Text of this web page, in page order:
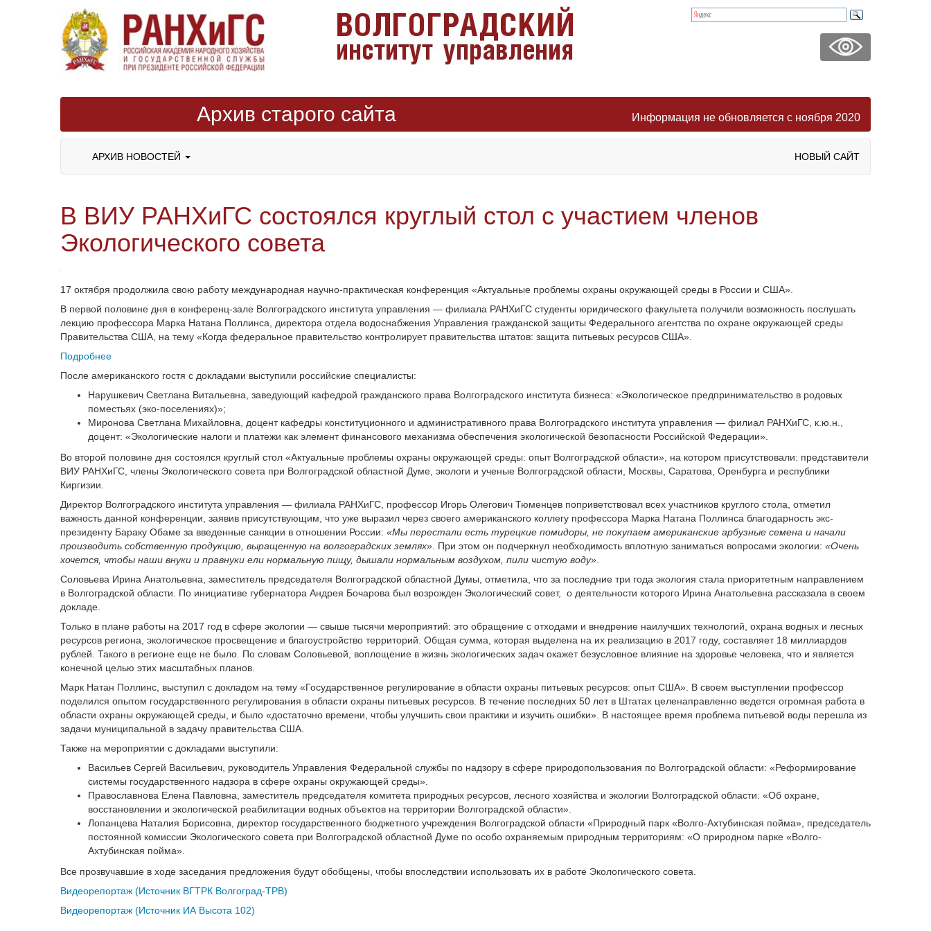
Архив старого сайта Информация не обновляется с ноября 2020
АРХИВ НОВОСТЕЙ НОВЫЙ САЙТ
В ВИУ РАНХиГС состоялся круглый стол с участием членов
Экологического совета
17 октября продолжила свою работу международная научно-практическая конференция «Актуальные проблемы охраны окружающей среды в России и США».
В первой половине дня в конференц-зале Волгоградского института управления — филиала РАНХиГС студенты юридического факультета получили возможность послушать
лекцию профессора Марка Натана Поллинса, директора отдела водоснабжения Управления гражданской защиты Федерального агентства по охране окружающей среды
Правительства США, на тему «Когда федеральное правительство контролирует правительства штатов: защита питьевых ресурсов США».
Подробнее
После американского гостя с докладами выступили российские специалисты:
Нарушкевич Светлана Витальевна, заведующий кафедрой гражданского права Волгоградского института бизнеса: «Экологическое предпринимательство в родовых
поместьях (эко-поселениях)»;
Миронова Светлана Михайловна, доцент кафедры конституционного и административного права Волгоградского института управления — филиал РАНХиГС, к.ю.н.,
доцент: «Экологические налоги и платежи как элемент финансового механизма обеспечения экологической безопасности Российской Федерации».
Во второй половине дня состоялся круглый стол «Актуальные проблемы охраны окружающей среды: опыт Волгоградской области», на котором присутствовали: представители
ВИУ РАНХиГС, члены Экологического совета при Волгоградской областной Думе, экологи и ученые Волгоградской области, Москвы, Саратова, Оренбурга и республики
Киргизии.
Директор Волгоградского института управления — филиала РАНХиГС, профессор Игорь Олегович Тюменцев поприветствовал всех участников круглого стола, отметил
важность данной конференции, заявив присутствующим, что уже выразил через своего американского коллегу профессора Марка Натана Поллинса благодарность экс-
президенту Бараку Обаме за введенные санкции в отношении России: «Мы перестали есть турецкие помидоры, не покупаем американские арбузные семена и начали
производить собственную продукцию, выращенную на волгоградских землях» . При этом он подчеркнул необходимость вплотную заниматься вопросами экологии: «Очень
хочется, чтобы наши внуки и правнуки ели нормальную пищу, дышали нормальным воздухом, пили чистую воду»
Соловьева Ирина Анатольевна, заместитель председателя Волгоградской областной Думы, отметила, что за последние три года экология стала приоритетным направлением
в Волгоградской области. По инициативе губернатора Андрея Бочарова был возрожден Экологический совет, о деятельности которого Ирина Анатольевна рассказала в своем
докладе.
Только в плане работы на 2017 год в сфере экологии — свыше тысячи мероприятий: это обращение с отходами и внедрение наилучших технологий, охрана водных и лесных
ресурсов региона, экологическое просвещение и благоустройство территорий. Общая сумма, которая выделена на их реализацию в 2017 году, составляет 18 миллиардов
рублей. Такого в регионе еще не было. По словам Соловьевой, воплощение в жизнь экологических задач окажет безусловное влияние на здоровье человека, что и является
конечной целью этих масштабных планов.
Марк Натан Поллинс, выступил с докладом на тему «Государственное регулирование в области охраны питьевых ресурсов: опыт США». В своем выступлении профессор
поделился опытом государственного регулирования в области охраны питьевых ресурсов. В течение последних 50 лет в Штатах целенаправленно ведется огромная работа в
области охраны окружающей среды, и было «достаточно времени, чтобы улучшить свои практики и изучить ошибки». В настоящее время проблема питьевой воды перешла из
задачи муниципальной в задачу правительства США.
Также на мероприятии с докладами выступили:
Васильев Сергей Васильевич, руководитель Управления Федеральной службы по надзору в сфере природопользования по Волгоградской области: «Реформирование
системы государственного надзора в сфере охраны окружающей среды».
Православнова Елена Павловна, заместитель председателя комитета природных ресурсов, лесного хозяйства и экологии Волгоградской области: «Об охране,
восстановлении и экологической реабилитации водных объектов на территории Волгоградской области».
Лопанцева Наталия Борисовна, директор государственного бюджетного учреждения Волгоградской области «Природный парк «Волго-Ахтубинская пойма», председатель
постоянной комиссии Экологического совета при Волгоградской областной Думе по особо охраняемым природным территориям: «О природном парке «Волго-
Ахтубинская пойма».
Все прозвучавшие в ходе заседания предложения будут обобщены, чтобы впоследствии использовать их в работе Экологического совета.
Видеорепортаж (Источник ВГТРК Волгоград-ТРВ)
Видеорепортаж (Источник ИА Высота 102)